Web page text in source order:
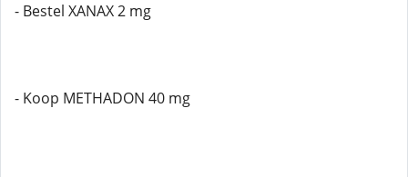
- Bestel XANAX 2 mg
- Koop METHADON 40 mg